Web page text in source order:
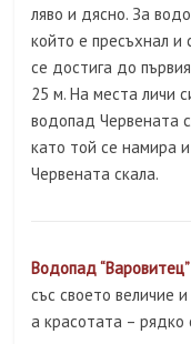
ляво и дясно. За
който е пресъхнал и
се достига до
25 м. На места личи
водопад Червената
като той се намира
Червената скала.
Водопад “Варовитец”
със своето величие
а красотата –